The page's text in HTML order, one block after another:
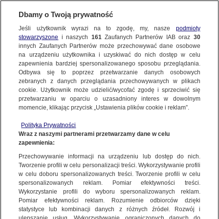
WARSZAWA
OKOLICE
Jego samochód zderzył się z ciężarówką,
kierowca nie przeżył
3.03.2025, 19:10
Dbamy o Twoją prywatność
Jeśli użytkownik wyrazi na to zgodę, my, nasze podmioty
stowarzyszone i naszych 161Zaufanych Partnerów IAB oraz 30
innych Zaufanych Partnerów może przechowywać dane osobowe
na urządzeniu użytkownika i uzyskiwać do nich dostęp w celu
zapewnienia bardziej spersonalizowanego sposobu przeglądania.
Odbywa się to poprzez przetwarzanie danych osobowych
zebranych z danych przeglądania przechowywanych w plikach
cookie. Użytkownik może udzielić/wycofać zgodę i sprzeciwić się
przetwarzaniu w oparciu o uzasadniony interes w dowolnym
momencie, klikając przycisk „Ustawienia plików cookie i reklam”.
Polityka Prywatności
Wraz z naszymi partnerami przetwarzamy dane w celu
zapewnienia:
Przechowywanie informacji na urządzeniu lub dostęp do nich.
Tworzenie profili w celu personalizacji treści. Wykorzystywanie profili
w celu doboru spersonalizowanych treści. Tworzenie profili w celu
spersonalizowanych reklam. Pomiar efektywności treści.
Wykorzystanie profili do wyboru spersonalizowanych reklam.
Pomiar efektywności reklam. Rozumienie odbiorców dzięki
statystyce lub kombinacji danych z różnych źródeł. Rozwój i